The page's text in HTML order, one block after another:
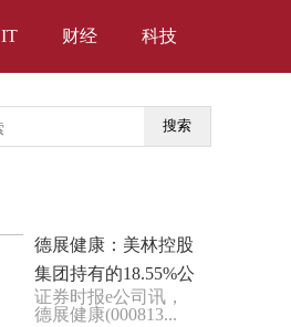
IT 财经 科技
搜索
德展健康：美林控股
集团持有的18.55%公
司股份全部被冻结-天
证券时报e公司讯，
德展健康(000813...